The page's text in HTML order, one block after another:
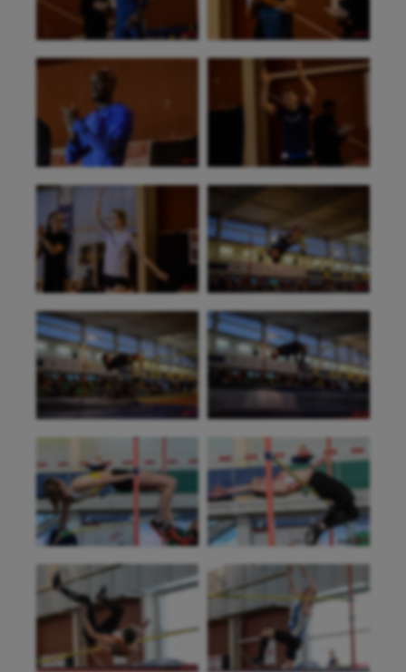
Cheerleading
Course à pied
Crossfit
Cyclisme
Danse
Equitation
Escalade
Escrime
Fitness
Flag football
Football américain
Futsal
Golf
Gymnastique
Gymnastique rythmique
Haltérophilie
Handisport
Hippisme